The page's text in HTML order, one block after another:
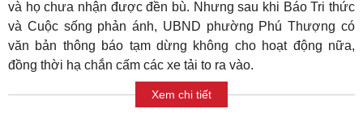
và họ chưa nhận được đền bù. Nhưng sau khi Báo Tri thức
và Cuộc sống phản ánh, UBND phường Phú Thượng có
văn bản thông báo tạm dừng không cho hoạt động nữa,
đồng thời hạ chắn cấm các xe tải to ra vào.
Xem chi tiết